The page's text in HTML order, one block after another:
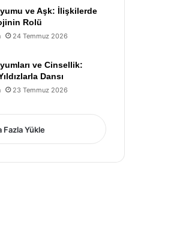
ve Aşk: İlişkilerde
Rolü
24 Temmuz 2026
ve Cinsellik:
Dansı
23 Temmuz 2026
Fazla Yükle